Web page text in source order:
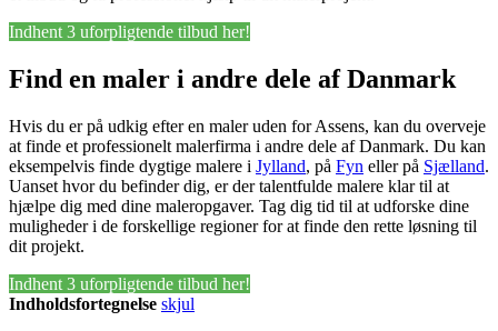
Indhent 3 uforpligtende tilbud her!
Find en maler i andre dele af Danmark
Hvis du er på udkig efter en maler uden for Assens, kan du overveje
at finde et professionelt malerfirma i andre dele af Danmark. Du kan
eksempelvis finde dygtige malere i Jylland, på Fyn eller på Sjælland.
Uanset hvor du befinder dig, er der talentfulde malere klar til at
hjælpe dig med dine maleropgaver. Tag dig tid til at udforske dine
muligheder i de forskellige regioner for at finde den rette løsning til
dit projekt.
Indhent 3 uforpligtende tilbud her!
Indholdsfortegnelse skjul